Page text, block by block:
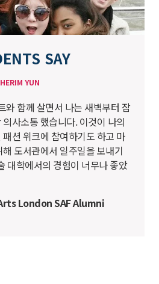
SAY
YUN
와 함께 살면서 나는 새벽부터 잠
사소통 했습니다. 이것이 나의
션 위크에 참여하기도 하고 마
도서관에서 일주일을 보내기
대학에서의 경험이 너무나 좋았
London SAF Alumni